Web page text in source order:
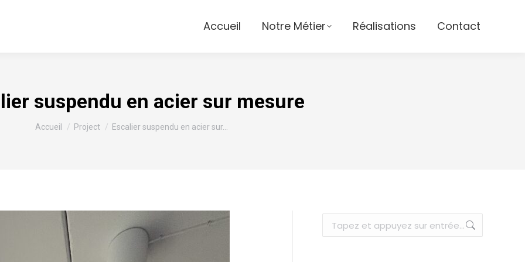
Accueil Notre Métier Réalisations Contact
suspendu en acier sur mesure
Vous êtes ici :
Accueil Project Escalier suspendu en acier sur…